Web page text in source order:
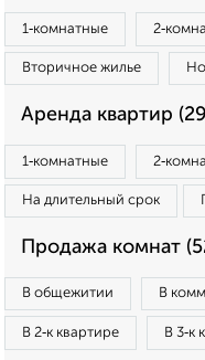
1‑комнатные
Вторичное жилье
Аренда квартир
1‑комнатные
На длительный срок
Продажа комнат
В общежитии В
В 2‑к квартире В 3‑к